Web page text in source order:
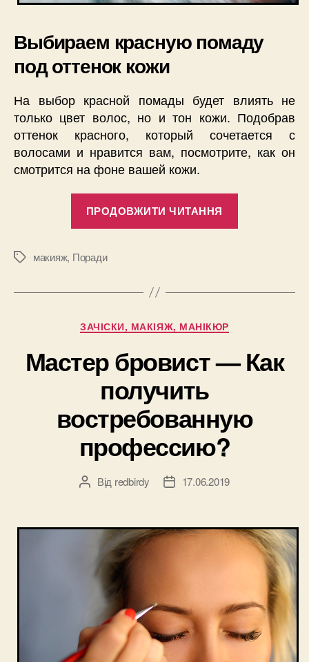
Выбираем красную помаду
под оттенок кожи
На выбор красной помады будет влиять не
только цвет волос, но и тон кожи. Подобрав
оттенок красного, который сочетается с
волосами и нравится вам, посмотрите, как он
смотрится на фоне вашей кожи.
ПРОДОВЖИТИ ЧИТАННЯ
помаду?
Позначки
макияж, Поради
Категорії
ЗАЧІСКИ, МАКІЯЖ, МАНІКЮР
Мастер бровист — Как
получить
востребованную
профессию?
Автор
Від redbirdy
Дата17.06.2019